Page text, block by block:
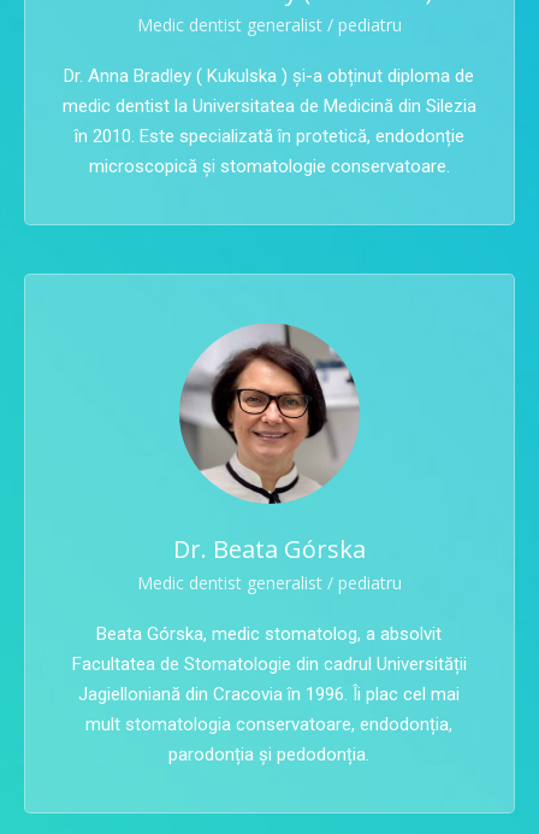
Medic dentist generalist / pediatru
Dr. Anna Bradley ( Kukulska ) și-a obținut diploma de
medic dentist la Universitatea de Medicină din Silezia
în 2010. Este specializată în protetică, endodonție
microscopică și stomatologie conservatoare.
Dr. Beata Górska
Medic dentist generalist / pediatru
Beata Górska, medic stomatolog, a absolvit
Facultatea de Stomatologie din cadrul Universității
Jagielloniană din Cracovia în 1996. Îi plac cel mai
mult stomatologia conservatoare, endodonția,
parodonția și pedodonția.